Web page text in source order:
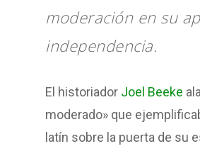
moderación en su
independencia.
El historiador Joel Beeke
moderado» que
latín sobre la puerta de su